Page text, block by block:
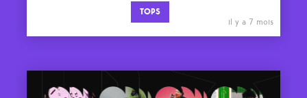
TOPS
il y a 7 mois